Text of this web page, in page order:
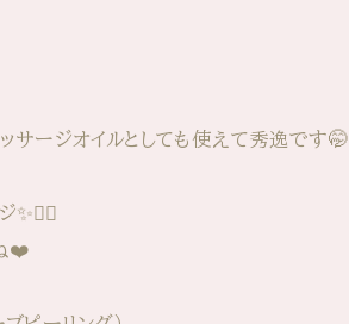
サージオイルとしても使えて秀逸です🤭
✨💆‍♀️
❤️